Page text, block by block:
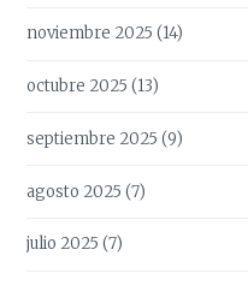
noviembre 2025 (14)
octubre 2025 (13)
septiembre 2025 (9)
agosto 2025 (7)
julio 2025 (7)